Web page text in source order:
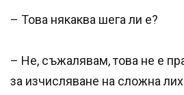
– Това някаква шега ли е?
– Не, съжалявам, това не е
за изчисляване на сложна